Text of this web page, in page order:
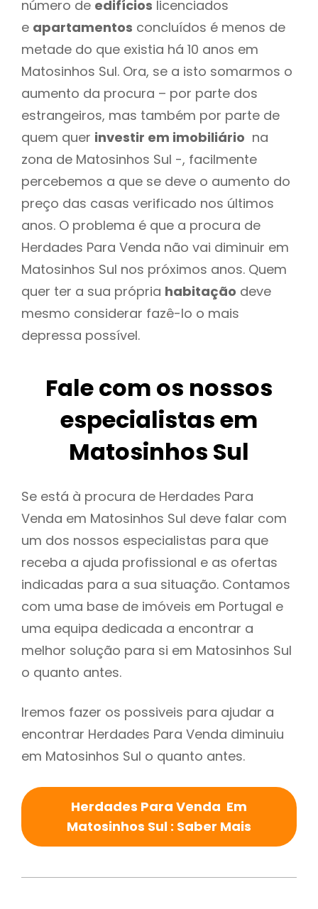
número de edifícios licenciados
e apartamentos concluídos é menos de
metade do que existia há 10 anos em
Matosinhos Sul. Ora, se a isto somarmos o
aumento da procura – por parte dos
estrangeiros, mas também por parte de
quem quer investir em imobiliário na
zona de Matosinhos Sul -, facilmente
percebemos a que se deve o aumento do
preço das casas verificado nos últimos
anos. O problema é que a procura de
Herdades Para Venda não vai diminuir em
Matosinhos Sul nos próximos anos. Quem
quer ter a sua própria habitação deve
mesmo considerar fazê-lo o mais
depressa possível.
Fale com os nossos
especialistas em
Matosinhos Sul
Se está à procura de Herdades Para
Venda em Matosinhos Sul deve falar com
um dos nossos especialistas para que
receba a ajuda profissional e as ofertas
indicadas para a sua situação. Contamos
com uma base de imóveis em Portugal e
uma equipa dedicada a encontrar a
melhor solução para si em Matosinhos Sul
o quanto antes.
Iremos fazer os possiveis para ajudar a
encontrar Herdades Para Venda diminuiu
em Matosinhos Sul o quanto antes.
Herdades Para Venda Em
Matosinhos Sul : Saber Mais